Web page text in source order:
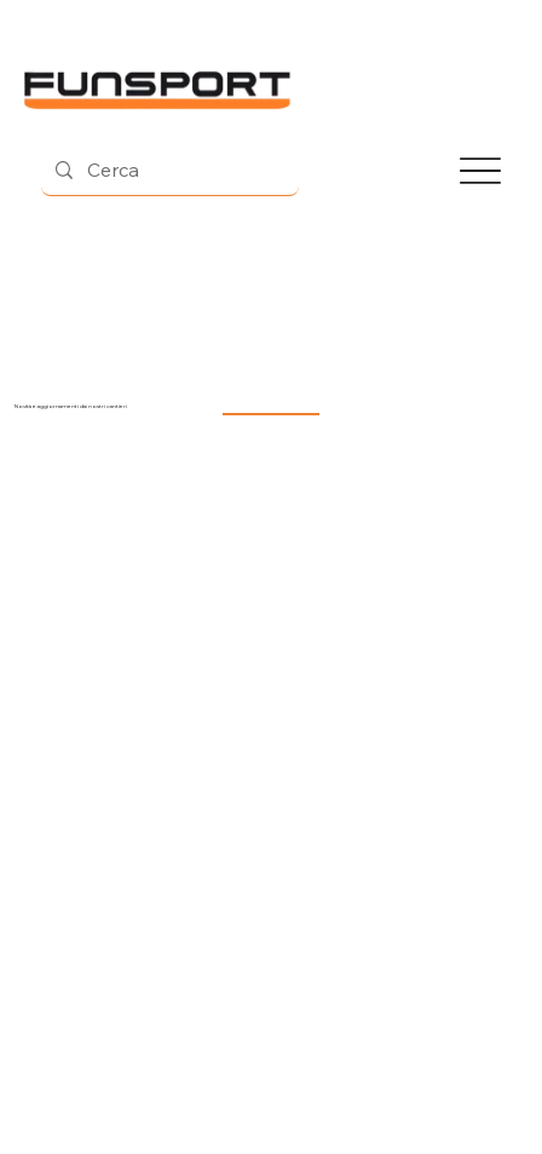
Novità e aggiornamenti dai nostri cantieri